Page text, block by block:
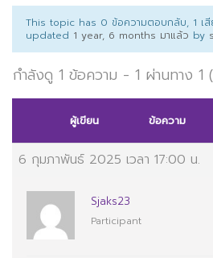
This topic has 0 ข้อความตอบกลับ, 1 เ
updated 1 year, 6 months มาแล้ว by
กำลังดู 1 ข้อความ - 1 ผ่านทาง 1
ผู้เขียน ข้อความ
6 กุมภาพันธ์ 2025 เวลา 17:00 น.
Sjaks23
Participant